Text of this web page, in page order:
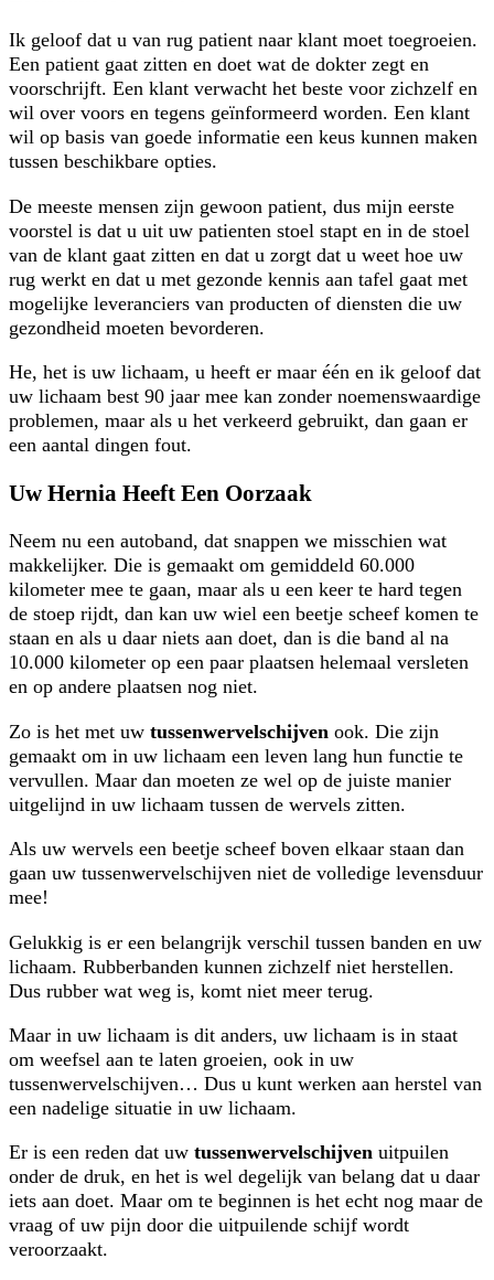
Ik geloof dat u van rug patient naar klant moet toegroeien.
Een patient gaat zitten en doet wat de dokter zegt en
voorschrijft. Een klant verwacht het beste voor zichzelf en
wil over voors en tegens geïnformeerd worden. Een klant
wil op basis van goede informatie een keus kunnen maken
tussen beschikbare opties.
De meeste mensen zijn gewoon patient, dus mijn eerste
voorstel is dat u uit uw patienten stoel stapt en in de stoel
van de klant gaat zitten en dat u zorgt dat u weet hoe uw
rug werkt en dat u met gezonde kennis aan tafel gaat met
mogelijke leveranciers van producten of diensten die uw
gezondheid moeten bevorderen.
He, het is uw lichaam, u heeft er maar één en ik geloof dat
uw lichaam best 90 jaar mee kan zonder noemenswaardige
problemen, maar als u het verkeerd gebruikt, dan gaan er
een aantal dingen fout.
Uw Hernia Heeft Een Oorzaak
Neem nu een autoband, dat snappen we misschien wat
makkelijker. Die is gemaakt om gemiddeld 60.000
kilometer mee te gaan, maar als u een keer te hard tegen
de stoep rijdt, dan kan uw wiel een beetje scheef komen te
staan en als u daar niets aan doet, dan is die band al na
10.000 kilometer op een paar plaatsen helemaal versleten
en op andere plaatsen nog niet.
Zo is het met uw tussenwervelschijven ook. Die zijn
gemaakt om in uw lichaam een leven lang hun functie te
vervullen. Maar dan moeten ze wel op de juiste manier
uitgelijnd in uw lichaam tussen de wervels zitten.
Als uw wervels een beetje scheef boven elkaar staan dan
gaan uw tussenwervelschijven niet de volledige levensduur
mee!
Gelukkig is er een belangrijk verschil tussen banden en uw
lichaam. Rubberbanden kunnen zichzelf niet herstellen.
Dus rubber wat weg is, komt niet meer terug.
Maar in uw lichaam is dit anders, uw lichaam is in staat
om weefsel aan te laten groeien, ook in uw
tussenwervelschijven… Dus u kunt werken aan herstel van
een nadelige situatie in uw lichaam.
Er is een reden dat uw tussenwervelschijven uitpuilen
onder de druk, en het is wel degelijk van belang dat u daar
iets aan doet. Maar om te beginnen is het echt nog maar de
vraag of uw pijn door die uitpuilende schijf wordt
veroorzaakt.